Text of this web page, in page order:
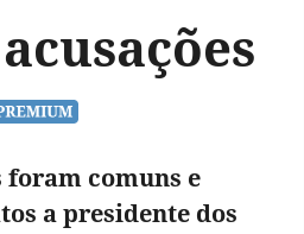
comuns e
a presidente dos